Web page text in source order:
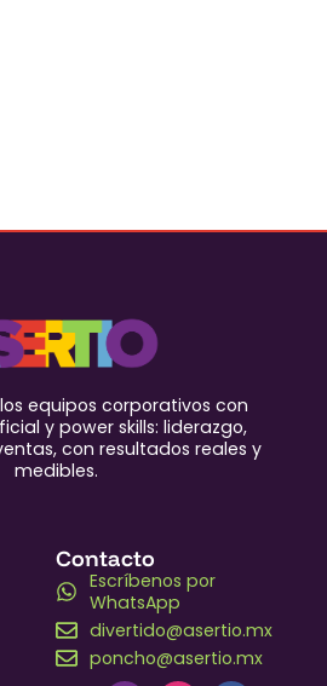
equipos corporativos con
y power skills: liderazgo,
con resultados reales y
medibles.
Contacto
Escríbenos por
WhatsApp
divertido@asertio.mx
poncho@asertio.mx